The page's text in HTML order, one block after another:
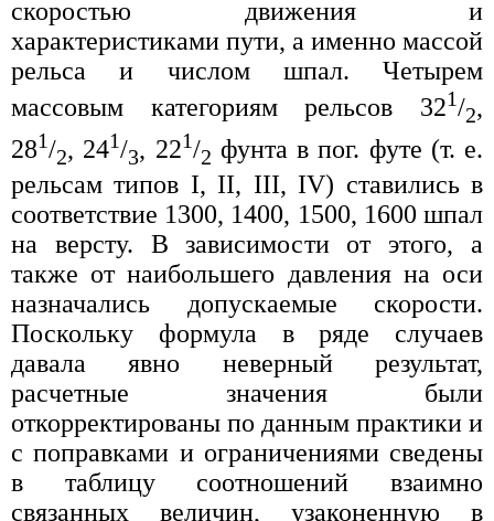
скоростью движения и
характеристиками пути, а именно массой
рельса и числом шпал. Четырем
массовым категориям рельсов 321/2,
281/2, 241/3, 221/2 фунта в пог. футе (т. е.
рельсам типов I, II, III, IV) ставились в
соответствие 1300, 1400, 1500, 1600 шпал
на версту. В зависимости от этого, а
также от наибольшего давления на оси
назначались допускаемые скорости.
Поскольку формула в ряде случаев
давала явно неверный результат,
расчетные значения были
откорректированы по данным практики и
с поправками и ограничениями сведены
в таблицу соотношений взаимно
связанных величин, узаконенную в